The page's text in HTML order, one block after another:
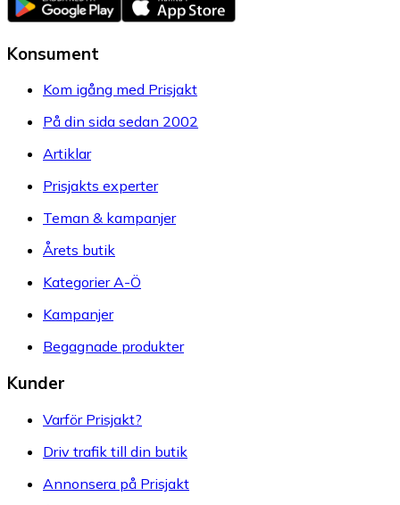
Konsument
Kom igång med Prisjakt
På din sida sedan 2002
Artiklar
Prisjakts experter
Teman & kampanjer
Årets butik
Kategorier A-Ö
Kampanjer
Begagnade produkter
Kunder
Varför Prisjakt?
Driv trafik till din butik
Annonsera på Prisjakt